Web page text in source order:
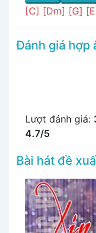
[C] [Dm] [G]
Đánh giá hợp
Lượt đánh giá:
4.7/5
Bài hát đề